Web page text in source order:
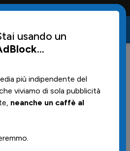
la vita
Le
a parametro
usando un
...
più indipendente del
viviamo di sola pubblicità
neanche un caffè al